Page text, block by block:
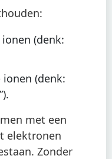
(denk:
ionen (denk:
met een
elektronen
Zonder